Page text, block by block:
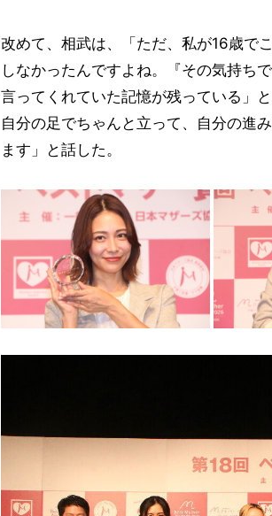
改めて、相武は、「ただ、私が16歳で
しなかったんですよね。『その気持ち
言ってくれていた記憶が残っている」
自分の足でちゃんと立って、自分の進
ます」と話した。